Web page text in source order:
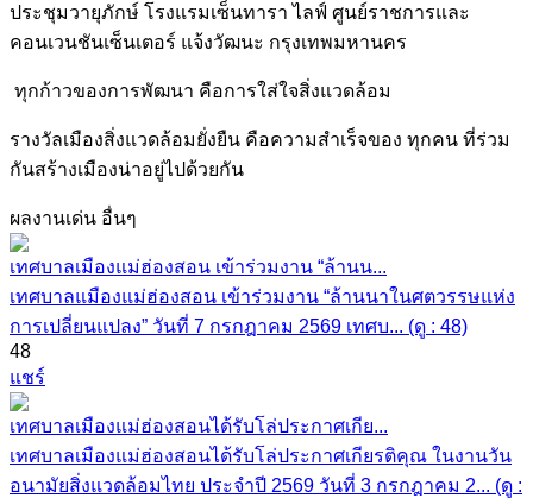
ประชุมวายุภักษ์ โรงแรมเซ็นทารา ไลฟ์ ศูนย์ราชการและ
คอนเวนชันเซ็นเตอร์ แจ้งวัฒนะ กรุงเทพมหานคร
ทุกก้าวของการพัฒนา คือการใส่ใจสิ่งแวดล้อม
รางวัลเมืองสิ่งแวดล้อมยั่งยืน คือความสำเร็จของ ทุกคน ที่ร่วม
กันสร้างเมืองน่าอยู่ไปด้วยกัน
ผลงานเด่น อื่นๆ
เทศบาลเมืองแม่ฮ่องสอน เข้าร่วมงาน “ล้านน...
เทศบาลแมืองแม่ฮ่องสอน เข้าร่วมงาน “ล้านนาในศตวรรษแห่ง
การเปลี่ยนแปลง” วันที่ 7 กรกฎาคม 2569 เทศบ... (ดู : 48)
48
แชร์
เทศบาลเมืองแม่ฮ่องสอนได้รับโล่ประกาศเกีย...
เทศบาลเมืองแม่ฮ่องสอนได้รับโล่ประกาศเกียรติคุณ ในงานวัน
อนามัยสิ่งแวดล้อมไทย ประจำปี 2569 วันที่ 3 กรกฎาคม 2... (ดู :